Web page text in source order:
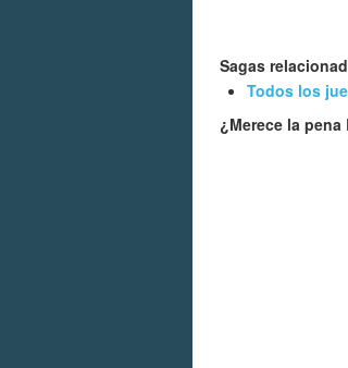
Sagas
Todos los
¿Merece la pena